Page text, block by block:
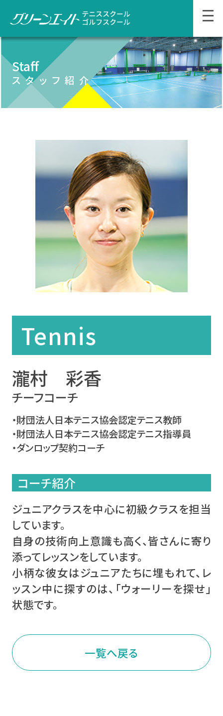
Staff
スタッフ紹介
Tennis
瀧村 彩香
チーフコーチ
・財団法人日本テニス協会認定テニス教師
・財団法人日本テニス協会認定テニス指導員
・ダンロップ契約コーチ
コーチ紹介
ジュニアクラスを中心に初級クラスを担当
しています。
自身の技術向上意識も高く、皆さんに寄り
添ってレッスンをしています。
小柄な彼女はジュニアたちに埋もれて、レ
ッスン中に探すのは、「ウォーリーを探せ」
状態です。
一覧へ戻る